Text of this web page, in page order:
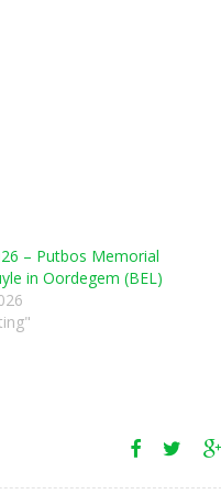
– Putbos Memorial
in Oordegem (BEL)